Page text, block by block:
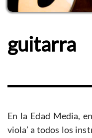
guitarra
En la Edad Media,
viola’ a todos los